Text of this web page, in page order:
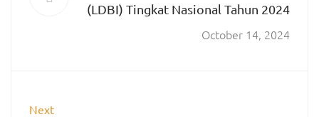
(LDBI) Tingkat Nasional Tahun 2024
October 14, 2024
Next